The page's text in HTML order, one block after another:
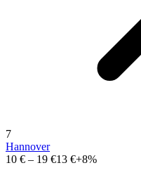
7
Hannover
10 € – 19 €13 €+8%